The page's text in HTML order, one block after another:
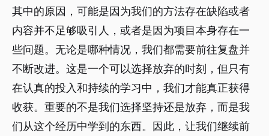
其中的原因，可能是因为我们的方法存在缺陷或者
内容并不足够吸引人，或者是因为项目本身存在一
些问题。无论是哪种情况，我们都需要前往复盘并
不断改进。这是一个可以选择放弃的时刻，但只有
在认真的投入和持续的学习中，我们才能真正获得
收获。重要的不是我们选择坚持还是放弃，而是我
们从这个经历中学到的东西。因此，让我们继续前